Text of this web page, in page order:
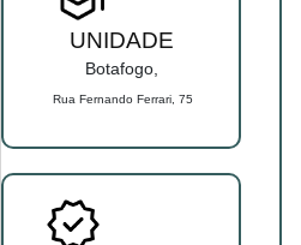
UNIDADE
Botafogo,
Rua Fernando Ferrari, 75